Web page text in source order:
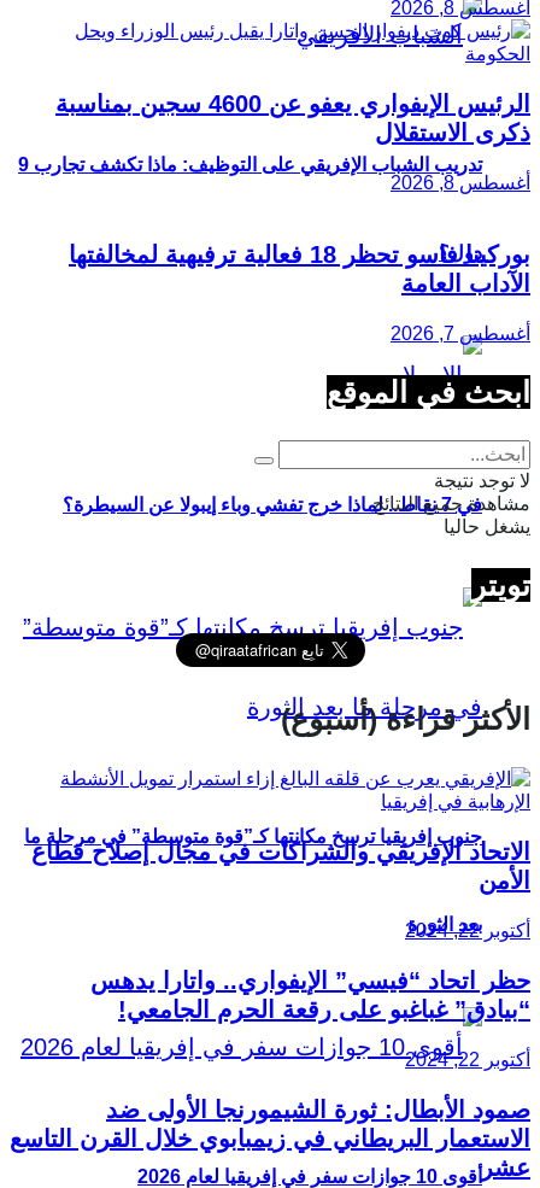
تدريب الشباب الإفريقي على التوظيف: ماذا تكشف تجارب 9
دول؟
في 7 نقاط.. لماذا خرج تفشي وباء إيبولا عن السيطرة؟
جنوب إفريقيا ترسخ مكانتها كـ”قوة متوسطة” في مرحلة ما
بعد الثورة
أقوى 10 جوازات سفر في إفريقيا لعام 2026
أغسطس 8, 2026
الرئيس الإيفواري يعفو عن 4600 سجين بمناسبة
ذكرى الاستقلال
أغسطس 8, 2026
بوركينا فاسو تحظر 18 فعالية ترفيهية لمخالفتها
الآداب العامة
أغسطس 7, 2026
ابحث في الموقع
لا توجد نتيجة
مشاهدة جميع النتائج
يشغل حاليا
تويتر
الأكثر قراءة (أسبوع)
الاتحاد الإفريقي والشراكات في مجال إصلاح قطاع
الأمن
أكتوبر 22, 2024
حظر اتحاد “فيسي” الإيفواري.. واتارا يدهس
“بيادق” غباغبو على رقعة الحرم الجامعي!
أكتوبر 22, 2024
صمود الأبطال: ثورة الشيمورنجا الأولى ضد
الاستعمار البريطاني في زيمبابوي خلال القرن التاسع
عشر